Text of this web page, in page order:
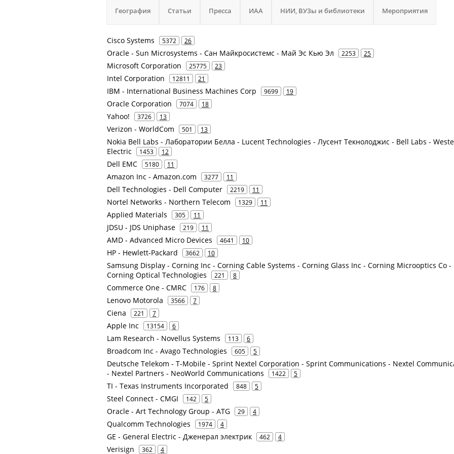
География Статьи Пресса ИАА НИИ, ВУЗы и библиотеки Мероприятия
Cisco Systems 5372 26
Oracle - Sun Microsystems - Сан Майкросистемс - Май Эс Кью Эл 2253 25
Microsoft Corporation 25775 23
Intel Corporation 12811 21
IBM - International Business Machines Corp 9699 19
Oracle Corporation 7074 18
Yahoo! 3726 13
Verizon - WorldCom 501 13
Nokia Bell Labs - Лаборатории Белла - Lucent Technologies - Лусент Текнолоджис - Bell Labs -
Electric
1453 12
Dell EMC 5180 11
Amazon Inc - Amazon.com 3277 11
Dell Technologies - Dell Computer 2219 11
Nortel Networks - Northern Telecom 1329 11
Applied Materials 305 11
JDSU - JDS Uniphase 219 11
AMD - Advanced Micro Devices 4641 10
HP - Hewlett-Packard 3662 10
Samsung Display - Corning Inc - Corning Cable Systems - Corning Glass Inc - Corning Microoptics Co -
Corning Optical Technologies
221 8
Commerce One - CMRC 176 8
Lenovo Motorola 3566 7
Ciena 221 7
Apple Inc 13154 6
Lam Research - Novellus Systems 113 6
Broadcom Inc - Avago Technologies 605 5
Deutsche Telekom - T-Mobile - Sprint Nextel Corporation - Sprint Communications - Nextel
- Nextel Partners - NeoWorld Communications
1422 5
TI - Texas Instruments Incorporated 848 5
Steel Connect - CMGI 142 5
Oracle - Art Technology Group - ATG 29 4
Qualcomm Technologies 1974 4
GE - General Electric - Дженерал электрик 462 4
Verisign 362 4